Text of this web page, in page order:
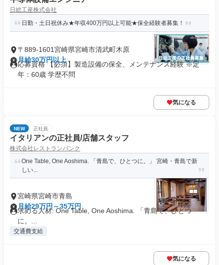
日総工産株式会社
日勤・土日祝休み★年収400万円以上可能★保全経験者募集！
〒889-1601宮崎県宮崎市清武町木原
月給30万円以上
応募資格 【必須】製造設備の保全、メンテナンス経験 ※定
年：60歳 学歴不問
気になる
NEW 正社員
イタリアンの正社員/店舗スタッフ
株式会社レストランバンク
One Table, One Aoshima. 「青島で、ひとつに。」 宮崎・青島で新
しい...
宮崎県宮崎市青島
月給29万円～35万円
求める人材: One Table, One Aoshima. 「青島で、ひとつ
に。...
交通費支給
気になる